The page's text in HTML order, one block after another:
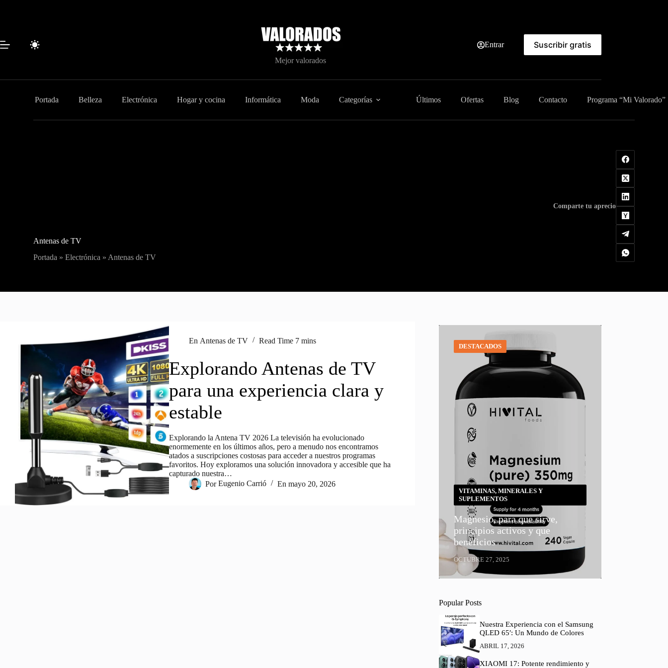
Mejor valorados
Entrar Suscribir gratis
Portada Belleza Electrónica Hogar y cocina Informática Moda Categorías Últimos Ofertas Blog Contacto Programa “Mi Valorado”
Antenas de TV
Portada »Electrónica » Antenas de TV
Comparte tu aprecio
En Antenas de TV Read Time 7 mins
Explorando Antenas de TV
para una experiencia clara y
estable
Explorando la Antena TV 2026 La televisión ha evolucionado
enormemente en los últimos años, pero a menudo nos encontramos
atados a suscripciones costosas para acceder a nuestros programas
favoritos. Hoy exploramos una solución innovadora y accesible que ha
capturado nuestra…
Por Eugenio Carrió En mayo 20, 2026
DESTACADOS
VITAMINAS, MINERALES Y
SUPLEMENTOS
Magnesio, para que sirve,
principios activos y que
beneficios
OCTUBRE 27, 2025
Popular Posts
Nuestra Experiencia con el Samsung
QLED 65′: Un Mundo de Colores
ABRIL 17, 2026
XIAOMI 17: Potente rendimiento y